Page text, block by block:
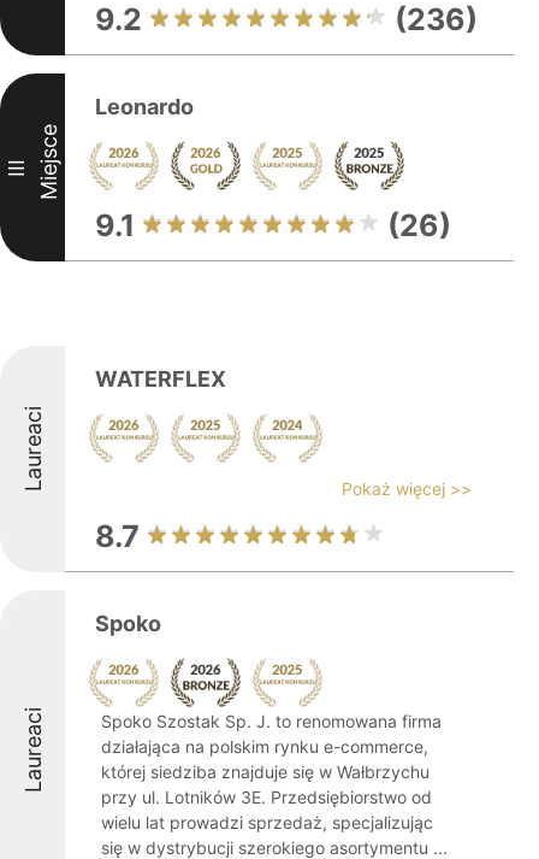
9.2 (236)
III Miejsce
Leonardo
9.1 (26)
Laureaci
WATERFLEX
Pokaż więcej >>
8.7
Laureaci
Spoko
Spoko Szostak Sp. J. to renomowana firma
działająca na polskim rynku e-commerce,
której siedziba znajduje się w Wałbrzychu
przy ul. Lotników 3E. Przedsiębiorstwo od
wielu lat prowadzi sprzedaż, specjalizując
się w dystrybucji szerokiego asortymentu ...